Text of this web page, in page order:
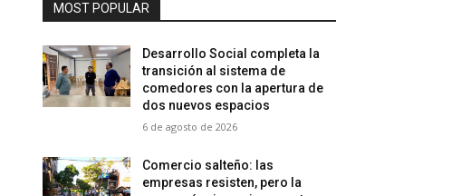
MOST POPULAR
Desarrollo Social completa la
transición al sistema de
comedores con la apertura de
dos nuevos espacios
6 de agosto de 2026
Comercio salteño: las
empresas resisten, pero la